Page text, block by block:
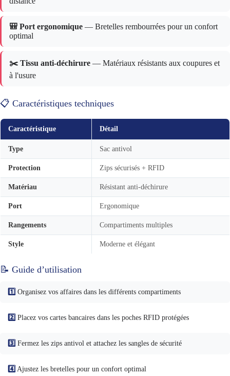
🎒 Port ergonomique — Bretelles rembourrées pour un confort
optimal
✂️ Tissu anti-déchirure — Matériaux résistants aux coupures et
à l'usure
📋 Caractéristiques techniques
Caractéristique Détail
Type Sac antivol
Protection Zips sécurisés + RFID
Matériau Résistant anti-déchirure
Port Ergonomique
Rangements Compartiments multiples
Style Moderne et élégant
📝 Guide d’utilisation
1️⃣ Organisez vos affaires dans les différents compartiments
2️⃣ Placez vos cartes bancaires dans les poches RFID protégées
3️⃣ Fermez les zips antivol et attachez les sangles de sécurité
4️⃣ Ajustez les bretelles pour un confort optimal